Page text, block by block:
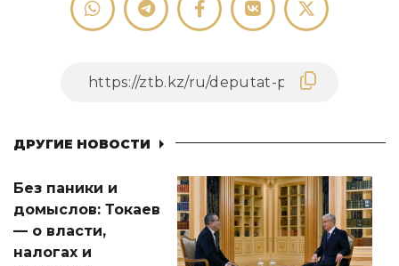
ДРУГИЕ НОВОСТИ
Без паники и
домыслов: Токаев
— о власти,
налогах и